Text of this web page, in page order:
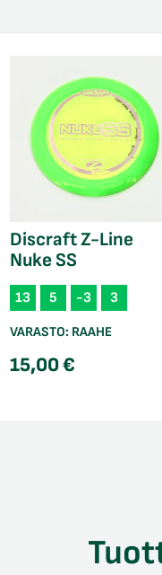
Discraft Z-Line
Nuke SS
13 5 -3 3
VARASTO: RAAHE
15,00€